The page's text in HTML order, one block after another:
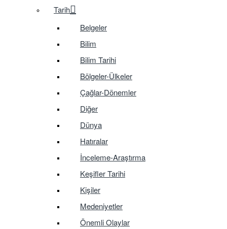
Tarih
Belgeler
Bilim
Bilim Tarihi
Bölgeler-Ülkeler
Çağlar-Dönemler
Diğer
Dünya
Hatıralar
İnceleme-Araştırma
Keşifler Tarihi
Kişiler
Medeniyetler
Önemli Olaylar